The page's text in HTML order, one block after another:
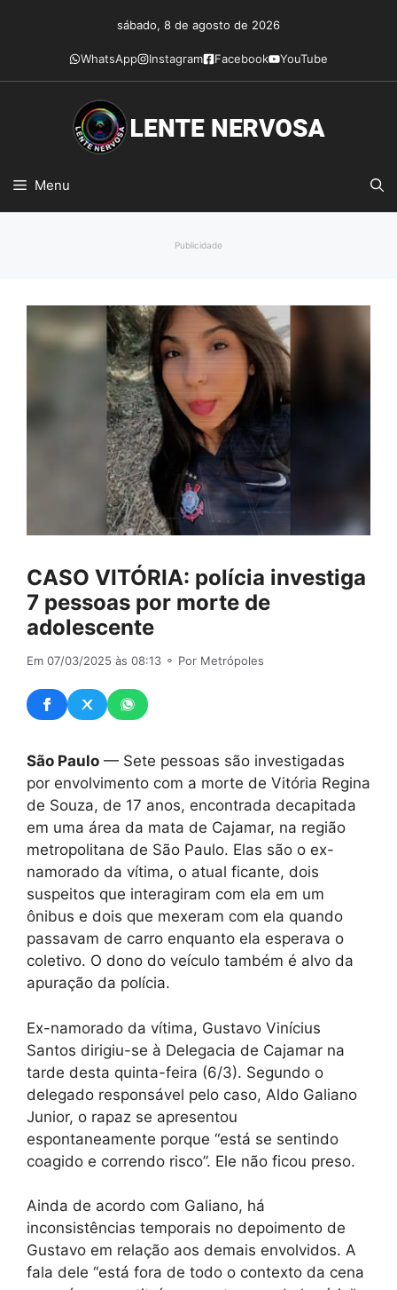
conteúdo
sábado, 8 de agosto de 2026
WhatsApp Instagram Facebook YouTube
Menu
Publicidade
CASO VITÓRIA: polícia investiga
7 pessoas por morte de
adolescente
Em 07/03/2025 às 08:13 ⚬ Por Metrópoles
São Paulo — Sete pessoas são investigadas
por envolvimento com a morte de Vitória Regina
de Souza, de 17 anos, encontrada decapitada
em uma área da mata de Cajamar, na região
metropolitana de São Paulo. Elas são o ex-
namorado da vítima, o atual ficante, dois
suspeitos que interagiram com ela em um
ônibus e dois que mexeram com ela quando
passavam de carro enquanto ela esperava o
coletivo. O dono do veículo também é alvo da
apuração da polícia.
Ex-namorado da vítima, Gustavo Vinícius
Santos dirigiu-se à Delegacia de Cajamar na
tarde desta quinta-feira (6/3). Segundo o
delegado responsável pelo caso, Aldo Galiano
Junior, o rapaz se apresentou
espontaneamente porque “está se sentindo
coagido e correndo risco”. Ele não ficou preso.
Ainda de acordo com Galiano, há
inconsistências temporais no depoimento de
Gustavo em relação aos demais envolvidos. A
fala dele “está fora de todo o contexto da cena